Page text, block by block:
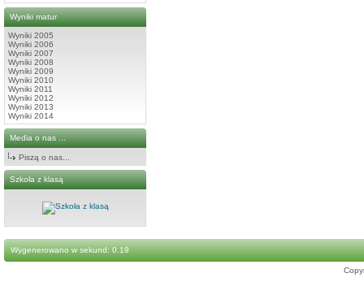
Wyniki matur
Wyniki 2005
Wyniki 2006
Wyniki 2007
Wyniki 2008
Wyniki 2009
Wyniki 2010
Wyniki 2011
Wyniki 2012
Wyniki 2013
Wyniki 2014
Media o nas ...
Piszą o nas...
Szkoła z klasą
Wygenerowano w sekund: 0.19